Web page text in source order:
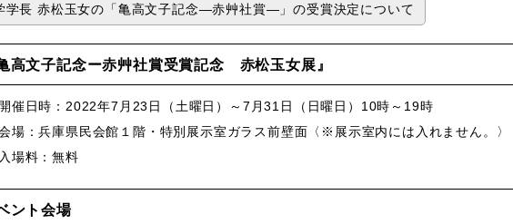
学長 赤松玉女の「亀高文子記念―赤艸社賞―」の受賞決定について
高文子記念ー赤艸社賞受賞記念 赤松玉女展』
催日時：2022年7月23日（土曜日）～7月31日（日曜日）10時～19時
場：兵庫県民会館１階・特別展示室ガラス前壁面〈※展示室内には入れません。〉
場料：無料
ント会場